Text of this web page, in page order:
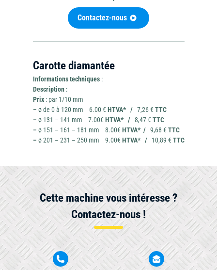
pelle
et
Travail
béton
Chauffage
déshumidificateur
Contactez-nous
Carotte diamantée
Informations techniques:
Description:
Prix: par 1/10 mm
– ø de 0 à 120 mm 6.00 €HTVA* /7,26 €TTC
– ø 131 – 141 mm 7.00€HTVA* /8,47 €TTC
– ø 151 – 161 – 181 mm 8.00€HTVA* /9,68 €TTC
– ø 201 – 231 – 250 mm 9.00€HTVA* /10,89 €TTC
Cette machine vous intéresse ?
Contactez-nous !